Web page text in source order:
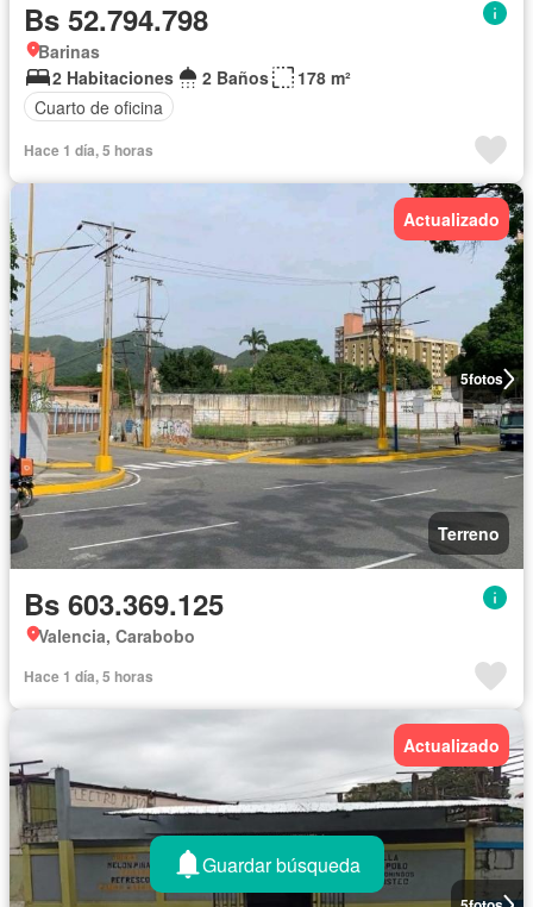
Bs 52.794.798
Barinas
2 Habitaciones
2 Baños
178 m²
Cuarto de oficina
Hace 1 día, 5 horas
5fotos
Actualizado
Terreno
Bs 603.369.125
Valencia, Carabobo
Hace 1 día, 5 horas
Actualizado
Guardar búsqueda